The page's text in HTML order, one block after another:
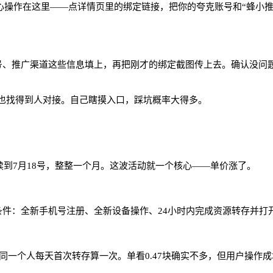
操作在这里——点详情页里的绑定链接，把你的夸克账号和“蜂小推
推广渠道这些信息填上，再把刚才的绑定截图传上去。确认没
得到人对接。自己瞎摸入口，踩坑概率大得多。
7月18号，整整一个月。这波活动就一个核心——单价涨了。
：全新手机号注册、全新设备操作、24小时内完成资源转存并
一个人每天首次转存算一次。单看0.47块确实不多，但用户操